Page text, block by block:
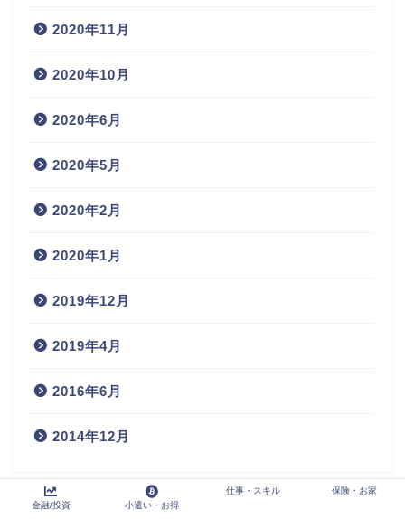
2020年11月
2020年10月
2020年6月
2020年5月
2020年2月
2020年1月
2019年12月
2019年4月
2016年6月
2014年12月
金融/投資 小遣い・お得
仕事・スキル 保険・お家